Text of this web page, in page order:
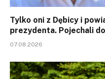
Tylko oni z Dębicy i
prezydenta. Pojechali do
07.08.2026